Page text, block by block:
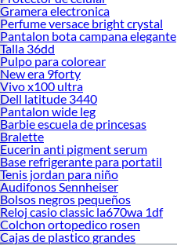
Gramera electronica
Perfume versace bright crystal
Pantalon bota campana elegante
Talla 36dd
Pulpo para colorear
New era 9forty
Vivo x100 ultra
Dell latitude 3440
Pantalon wide leg
Barbie escuela de princesas
Bralette
Eucerin anti pigment serum
Base refrigerante para portatil
Tenis jordan para niño
Audifonos Sennheiser
Bolsos negros pequeños
Reloj casio classic la670wa 1df
Colchon ortopedico rosen
Cajas de plastico grandes